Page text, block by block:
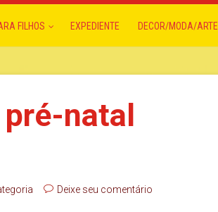
FILHOS EXPEDIENTE DECOR/MODA/ARTE
natal
Deixe seu comentário